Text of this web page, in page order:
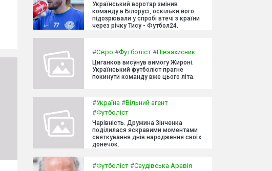
Український воротар змінив
команду в Білорусі, оскільки його
підозрювали у спробі втечі з країни
через річку Тису - Футбол24.
#Євро #Футболіст #Півзахисник
Циганков висунув вимогу Жироні.
Український футболіст прагне
покинути команду вже цього літа.
#Україна #Вільний агент
#Футболіст
Чарівність. Дружина Зінченка
поділилася яскравими моментами
святкування днів народження своїх
донечок.
#Футболіст #Саудівська Аравія